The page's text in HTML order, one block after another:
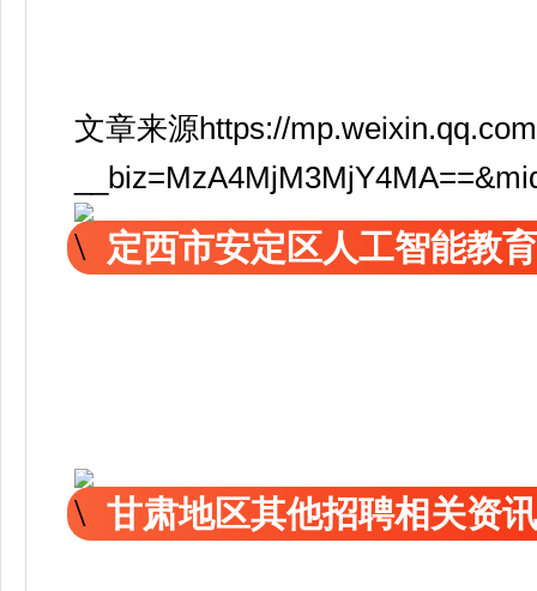
文章来源https://
定西市安定区人工智能教
甘肃地区其他招聘相关资